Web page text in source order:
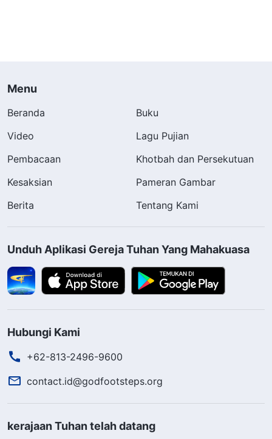
Menu
Beranda
Buku
Video
Lagu Pujian
Pembacaan
Khotbah dan Persekutuan
Kesaksian
Pameran Gambar
Berita
Tentang Kami
Unduh Aplikasi Gereja Tuhan Yang Mahakuasa
Hubungi Kami
+62-813-2496-9600
contact.id@godfootsteps.org
kerajaan Tuhan telah datang